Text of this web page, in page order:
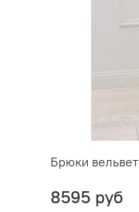
Брюки вельвет
8595 руб